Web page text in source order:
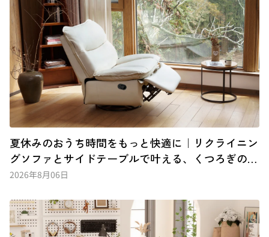
夏休みのおうち時間をもっと快適に｜リクライニン
グソファとサイドテーブルで叶える、くつろぎの空
間づくり
2026年8月06日